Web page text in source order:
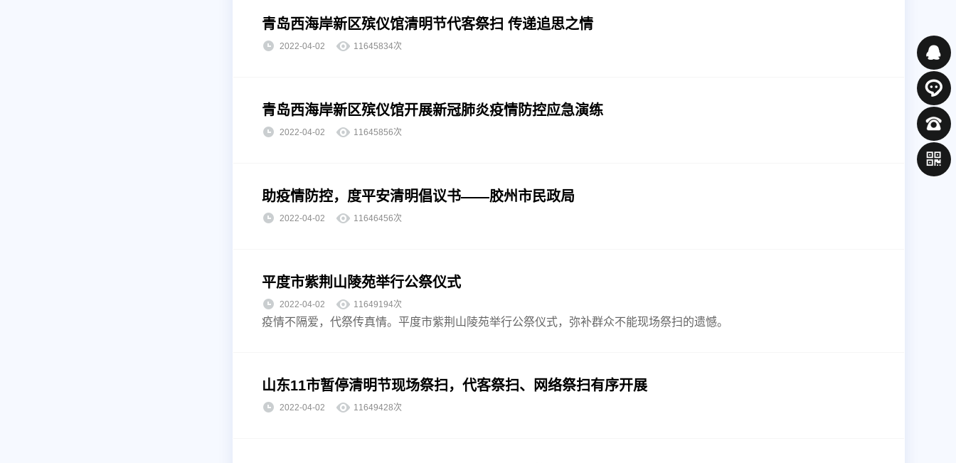
青岛西海岸新区殡仪馆清明节代客祭扫 传递追思之情
2022-04-02 11645834次
青岛西海岸新区殡仪馆开展新冠肺炎疫情防控应急演练
2022-04-02 11645856次
助疫情防控，度平安清明倡议书——胶州市民政局
2022-04-02 11646456次
平度市紫荆山陵苑举行公祭仪式
2022-04-02 11649194次
疫情不隔爱，代祭传真情。平度市紫荆山陵苑举行公祭仪式，弥补群众不能现场祭扫的遗憾。
山东11市暂停清明节现场祭扫，代客祭扫、网络祭扫有序开展
2022-04-02 11649428次